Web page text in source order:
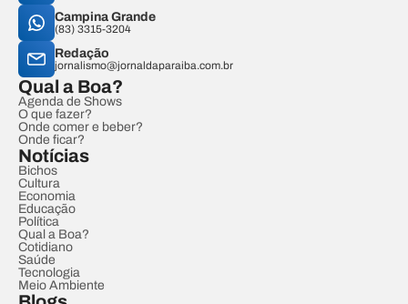
Campina Grande
(83) 3315-3204
Redação
jornalismo@jornaldaparaiba.com.br
Qual a Boa?
Agenda de Shows
O que fazer?
Onde comer e beber?
Onde ficar?
Notícias
Bichos
Cultura
Economia
Educação
Política
Qual a Boa?
Cotidiano
Saúde
Tecnologia
Meio Ambiente